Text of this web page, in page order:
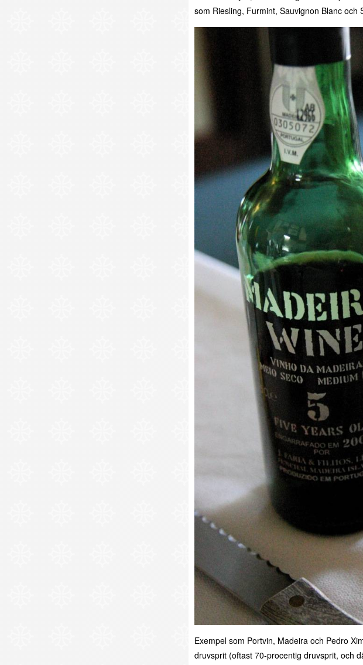
som Riesling, Furmint, Sauvignon Blanc och
Exempel som Portvin, Madeira och Pedro
druvsprit (oftast 70-procentig druvsprit, och